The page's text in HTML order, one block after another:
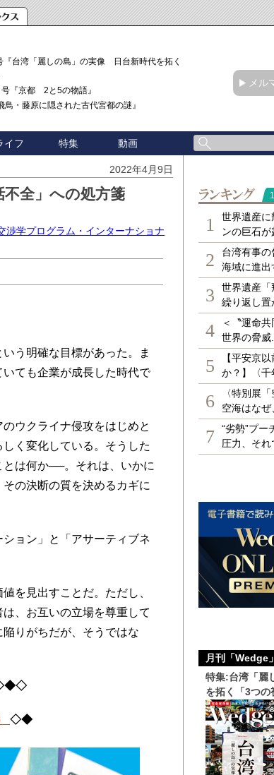
『台湾「麗しの島」の実像 日台新時代を拓く「3
『京都 2と5の物語』
鳥・藤原に隠された古代宮都の謎』
メル
イフ 特集 動画
2022年4月9日
不全」への処方箋
渉学プログラム・インターナショナ
う明確な目標があった。ま
ても企業が成長した時代で
ウクライナ侵攻をはじめと
く変化している。そうした
は何か──。それは、いかに
の決断の質を決めるカギに
ョン」と「アサーティブネ
を見出すことだ。ただし、
、お互いの立場を尊重して
りがちだが、そうではな
◇◆
1
世界遺産
ンの巨石が
2
台湾有事
海域に進出
3
世界遺産
繰り返し置
4
＜〝運命
世界の脅威
5
【平安京
か？】〈千
6
〈特別展
空海はなぜ
7
“劣勢”プー
圧力、それ
月刊「Wedge」
特集:台湾「麗
を拓く「3つの